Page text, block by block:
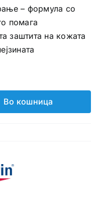
– формула со
помага
заштита на кожата
Во кошница